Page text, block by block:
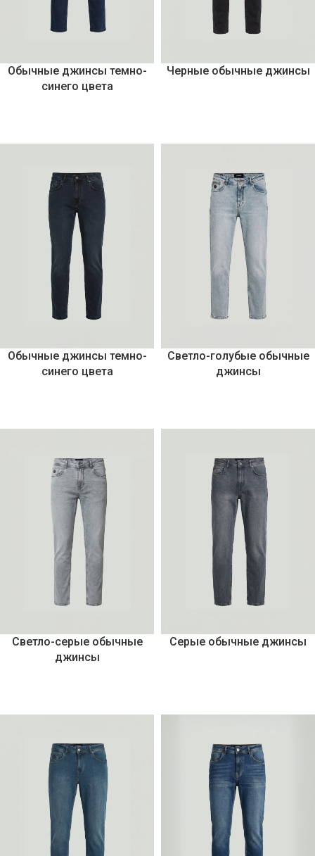
Обычные джинсы темно-
синего цвета
Черные обычные джинсы
Обычные джинсы темно-
синего цвета
Светло-голубые обычные
джинсы
Светло-серые обычные
джинсы
Серые обычные джинсы